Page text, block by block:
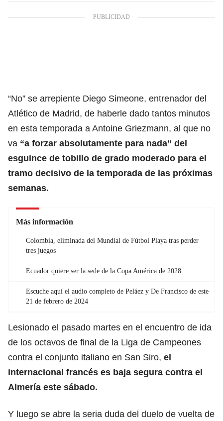
“No” se arrepiente Diego Simeone, entrenador del
Atlético de Madrid, de haberle dado tantos minutos
en esta temporada a Antoine Griezmann, al que no
va “a forzar absolutamente para nada” del
esguince de tobillo de grado moderado para el
tramo decisivo de la temporada de las próximas
semanas.
Más información
Colombia, eliminada del Mundial de Fútbol Playa tras perder
tres juegos
Ecuador quiere ser la sede de la Copa América de 2028
Escuche aquí el audio completo de Peláez y De Francisco de este
21 de febrero de 2024
Lesionado el pasado martes en el encuentro de ida
de los octavos de final de la Liga de Campeones
contra el conjunto italiano en San Siro, el
internacional francés es baja segura contra el
Almería este sábado.
Y luego se abre la seria duda del duelo de vuelta de